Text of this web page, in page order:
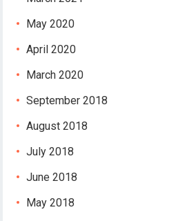
May 2020
April 2020
March 2020
September 2018
August 2018
July 2018
June 2018
May 2018